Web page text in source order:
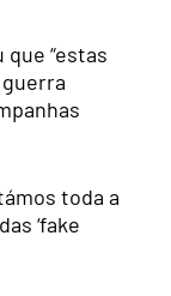
“estas
toda a
‘fake